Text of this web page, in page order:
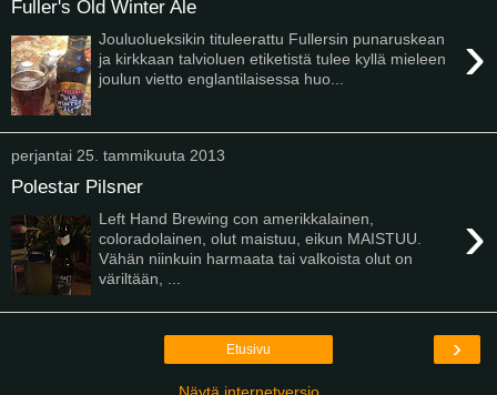
Fuller's Old Winter Ale
›
Jouluolueksikin tituleerattu Fullersin punaruskean
ja kirkkaan talvioluen etiketistä tulee kyllä mieleen
joulun vietto englantilaisessa huo...
perjantai 25. tammikuuta 2013
Polestar Pilsner
›
Left Hand Brewing con amerikkalainen,
coloradolainen, olut maistuu, eikun MAISTUU.
Vähän niinkuin harmaata tai valkoista olut on
väriltään, ...
›
Etusivu
Näytä internetversio